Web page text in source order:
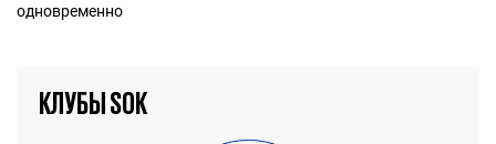
одновременно
КЛУБЫ SOK